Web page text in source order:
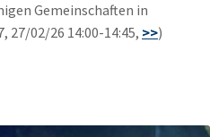
Gemeinschaften in
27/02/26 14:00-14:45, >>)